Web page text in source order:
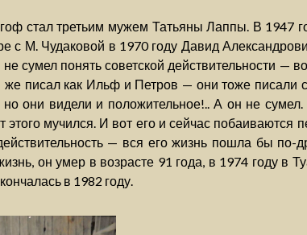
стал третьим мужем Татьяны Лаппы. В 1947
с М. Чудаковой в 1970 году Давид
сумел понять советской действительности —
же писал как Ильф и Петров — они тоже писали
они видели и положительное!.. А он не
мучился. И вот его и сейчас побаиваются
— вся его жизнь пошла бы по-
он умер в возрасте 91 года, в 1974 году в
в 1982 году.